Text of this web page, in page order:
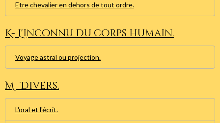
Etre chevalier en dehors de tout ordre.
K- L'inconnu du corps humain.
Voyage astral ou projection.
M- Divers.
L'oral et l'écrit.